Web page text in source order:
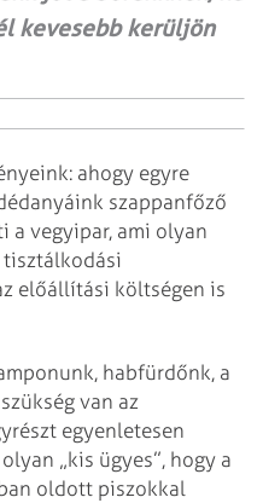
kevesebb kerüljön
ahogy egyre
szappanfőző
a vegyipar, ami olyan
tisztálkodási
előállítási költségen is
habfürdőnk, a
van az
egyenletesen
„kis ügyes”, hogy a
oldott piszokkal